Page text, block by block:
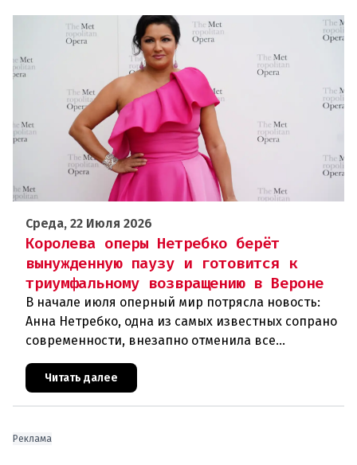
Среда, 22 Июля 2026
Королева оперы Нетребко берёт
вынужденную паузу и готовится к
триумфальному возвращению в Вероне
В начале июля оперный мир потрясла новость:
Анна Нетребко, одна из самых известных сопрано
современности, внезапно отменила все
запланированные выступления. Причиной стала
физическая и вокальная истощ
Читать далее
Реклама